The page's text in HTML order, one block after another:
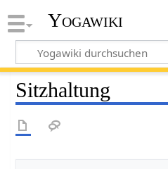
Yogawiki
Sitzhaltung